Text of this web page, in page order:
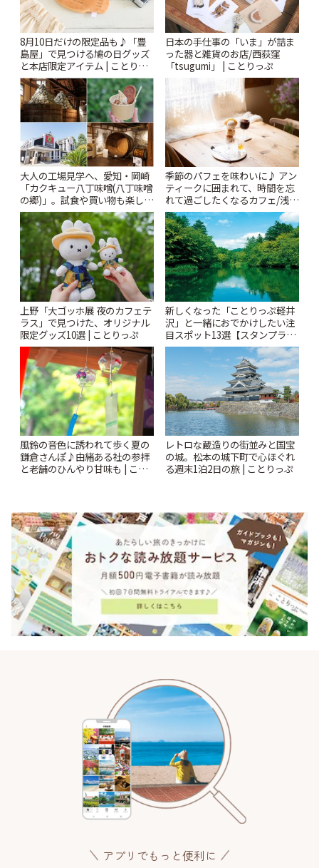
8月10日だけの限定品も♪「豊
島屋」で見つける鳩の日グッズ
と本店限定アイテム | ことりっ
ぷ
日本の手仕事の「いま」が詰ま
った器と雑貨のお店/西荻窪
「tsugumi」 | ことりっぷ
大人の工場見学へ、愛知・岡崎
「カクキュー八丁味噌(八丁味噌
の郷)」。試食や買い物も楽しみ
♪ | ことりっぷ
季節のパフェを味わいに♪ アン
ティークに囲まれて、時間を忘
れて過ごしたくなるカフェ/浅草
「annorum cafe」 | ことりっぷ
上野「大ゴッホ展 夜のカフェテ
ラス」で見つけた、オリジナル
限定グッズ10選 | ことりっぷ
新しくなった「ことりっぷ軽井
沢」と一緒におでかけしたい注
目スポット13選【スタンプラリ
ー開催中】 | ことりっぷ
風鈴の音色に誘われて歩く夏の
鎌倉さんぽ♪由緒ある社の参拝
と老舗のひんやり甘味も | こと
レトロな蔵造りの街並みと国宝
の城。松本の城下町で心ほぐれ
る週末1泊2日の旅 | ことりっぷ
アプリでもっと便利に